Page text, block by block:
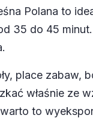
Polana to
35 do 45
place zabaw,
właśnie ze
to